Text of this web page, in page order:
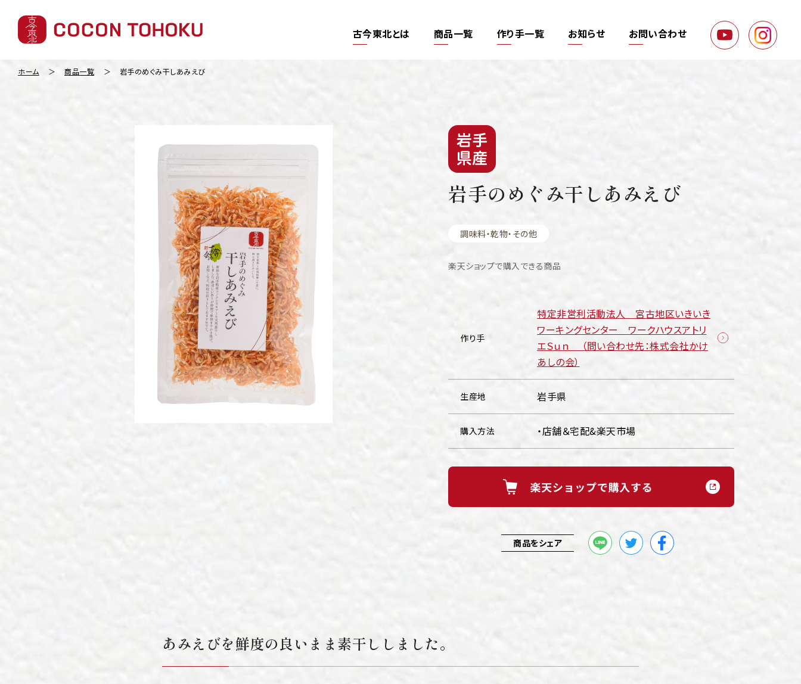
古今東北とは 商品一覧 作り手一覧 お知らせ お問い合わせ
ホーム 商品一覧 岩手のめぐみ干しあみえび
岩手のめぐみ干しあみえび
調味料・乾物・その他
楽天ショップで購入できる商品
作り手
特定非営利活動法人 宮古地区いきいき
ワーキングセンター ワークハウスアトリ
エＳｕｎ （問い合わせ先：株式会社かけ
あしの会）
生産地 岩手県
購入方法 ・店舗＆宅配&楽天市場
商品をシェア
あみえびを鮮度の良いまま素干ししました。